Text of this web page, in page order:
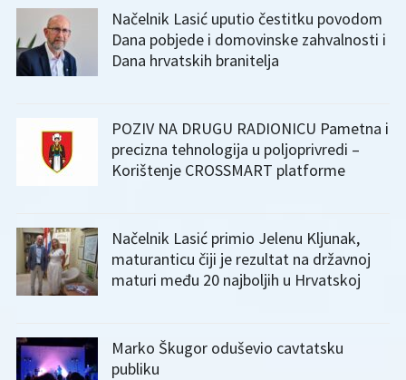
Načelnik Lasić uputio čestitku povodom
Dana pobjede i domovinske zahvalnosti i
Dana hrvatskih branitelja
POZIV NA DRUGU RADIONICU Pametna i
precizna tehnologija u poljoprivredi –
Korištenje CROSSMART platforme
Načelnik Lasić primio Jelenu Kljunak,
maturanticu čiji je rezultat na državnoj
maturi među 20 najboljih u Hrvatskoj
Marko Škugor oduševio cavtatsku
publiku